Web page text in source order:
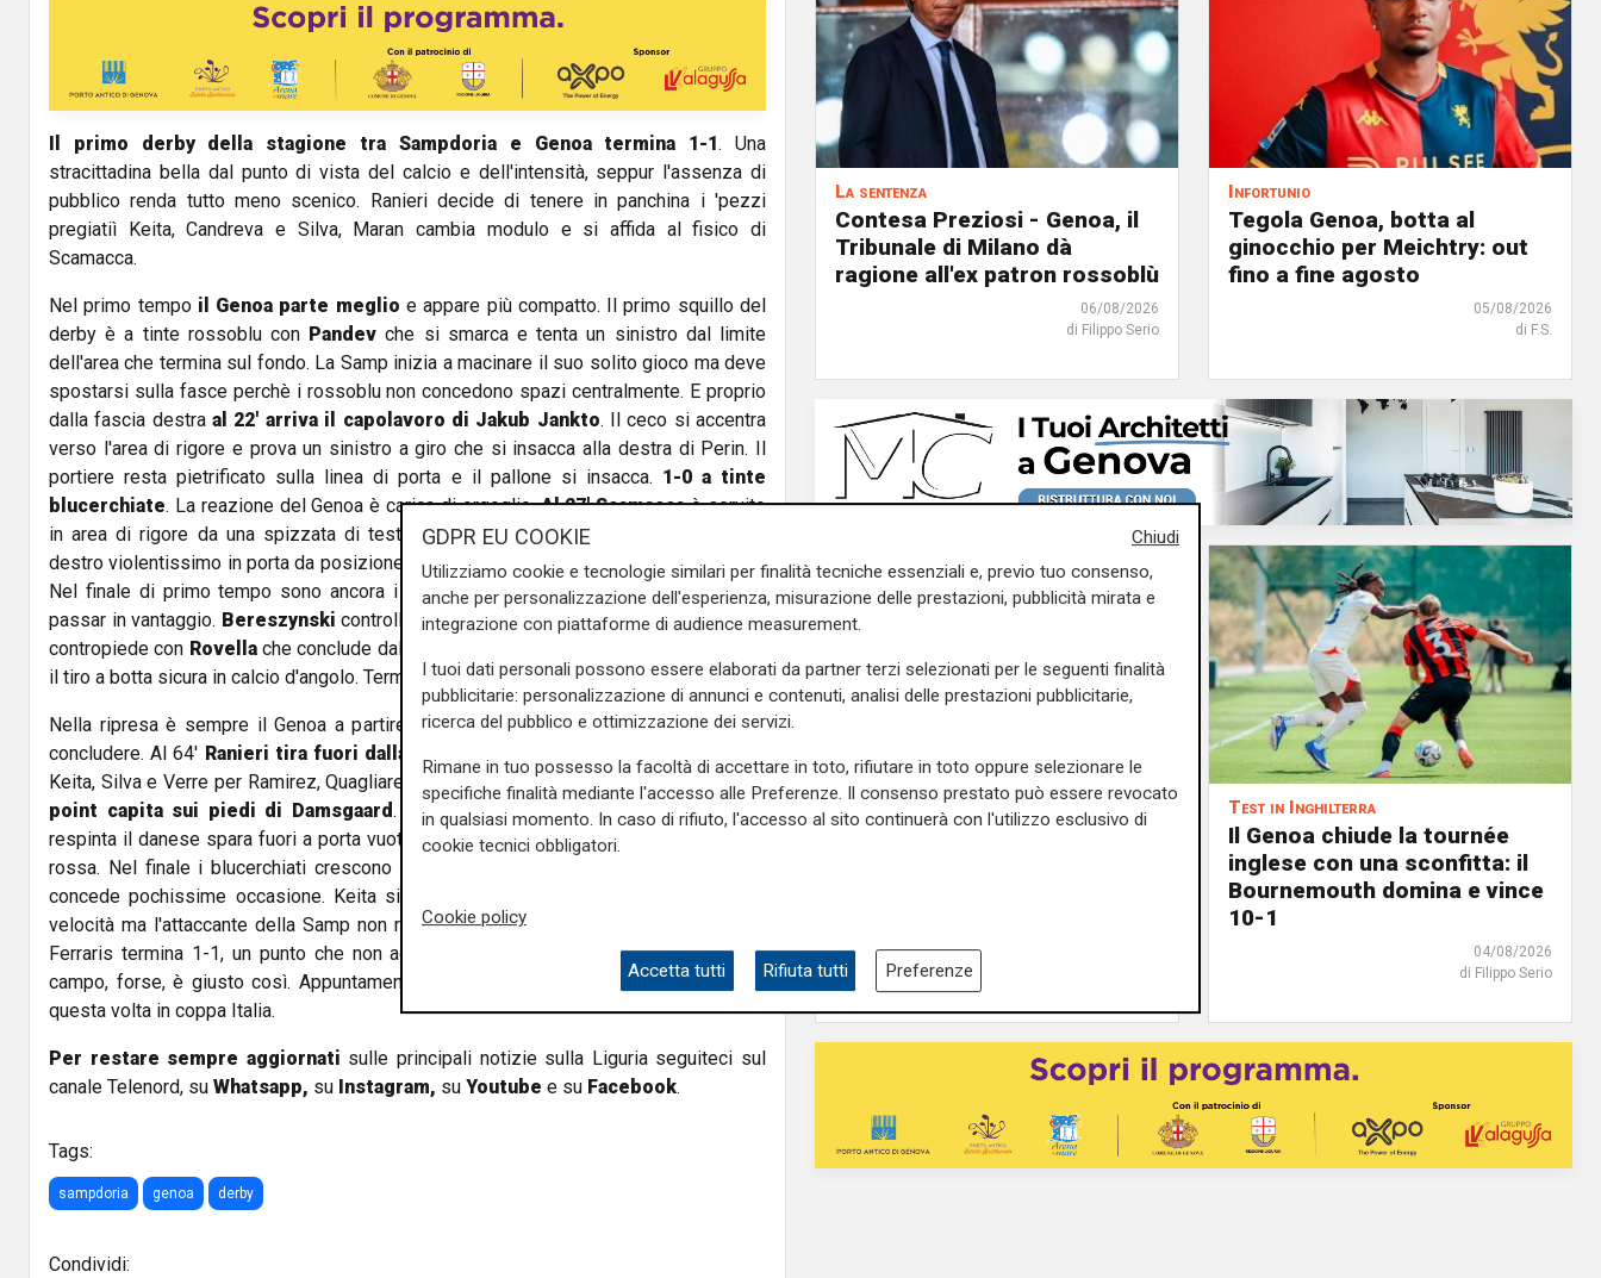
Il primo derby della stagione tra Sampdoria e Genoa termina 1-1. Una
stracittadina bella dal punto di vista del calcio e dell'intensità, seppur l'assenza di
pubblico renda tutto meno scenico. Ranieri decide di tenere in panchina i 'pezzi
pregiatiì Keita, Candreva e Silva, Maran cambia modulo e si affida al fisico di
Scamacca.
Nel primo tempo il Genoa parte meglio e appare più compatto. Il primo squillo del
derby è a tinte rossoblu con Pandev che si smarca e tenta un sinistro dal limite
dell'area che termina sul fondo. La Samp inizia a macinare il suo solito gioco ma deve
spostarsi sulla fasce perchè i rossoblu non concedono spazi centralmente. E proprio
dalla fascia destraal 22' arriva il capolavoro di Jakub Jankto. Il ceco si accentra
verso l'area di rigore e prova un sinistro a giro che si insacca alla destra di Perin. Il
portiere resta pietrificato sulla linea di porta e il pallone si insacca. 1-0 a tinte
blucerchiate. La reazione del Genoa è carica di orgoglio.Al 27' Scamaccaè servito
in area di rigore da una spizzata di testa, l'attaccante prende la mira e scarica un
destro violentissimo in porta da posizione defilata.Pallone in rete e pareggio, 1-1.
Nel finale di primo tempo sono ancora i rossoblu ad avere l'occasione ghiotta per
passar in vantaggio. Bereszynski controlla un pallone e scivola, i rossoblu partono in
contropiede con Rovellache conclude dal limite dell'area. La difesa della Samp devia
il tiro a botta sicura in calcio d'angolo. Termina così il primo tempo.
Nella ripresa è sempre il Genoa a partire con il piede sull'acceleratore ma fatica a
concludere. Al 64' Ranieri tira fuori dalla panchina la qualità
Keita, Silva e Verre per Ramirez, Quagliarella ed Ekdal. Pochi minuti più tardi
il match
point capita sui piedi di Damsgaard. Keita colpisce un palo clamoroso e sulla
respinta il danese spara fuori a porta vuota. Ranieri lo rincuora ma l'errore è da matita
rossa. Nel finale i blucerchiati crescono d'intensità ma il Genoa non si disunisce e
concede pochissime occasione. Keita si dimostra una spina nel fianco con la sua
velocità ma l'attaccante della Samp non riesce a fare male. Il derby nel deserto del
Ferraris termina 1-1, un punto che non accontenta nessuno ma per quanto visto in
campo, forse, è giusto così. Appuntamento ale 25 novembre con il secondo derby,
questa volta in coppa Italia.
Per restare sempre aggiornati sulle principali notizie sulla Liguria seguiteci sul
canale Telenord, su Whatsapp, su Instagram, su Youtube e su Facebook.
Tags:
sampdoria genoa derby
Condividi:
La sentenza
Contesa Preziosi - Genoa, il
Tribunale di Milano dà
ragione all'ex patron rossoblù
06/08/2026
di Filippo Serio
Infortunio
Tegola Genoa, botta al
ginocchio per Meichtry: out
fino a fine agosto
05/08/2026
di F.S.
Unica Test in Inghilterra
Il Genoa chiude la tournée
inglese con una sconfitta: il
Bournemouth domina e vince
10-1
04/08/2026
di Filippo Serio
Chiudi
GDPR EU COOKIE
Utilizziamo cookie e tecnologie similari per finalità tecniche essenziali e, previo tuo consenso,
anche per personalizzazione dell'esperienza, misurazione delle prestazioni, pubblicità mirata e
integrazione con piattaforme di audience measurement.
I tuoi dati personali possono essere elaborati da partner terzi selezionati per le seguenti finalità
pubblicitarie: personalizzazione di annunci e contenuti, analisi delle prestazioni pubblicitarie,
ricerca del pubblico e ottimizzazione dei servizi.
Rimane in tuo possesso la facoltà di accettare in toto, rifiutare in toto oppure selezionare le
specifiche finalità mediante l'accesso alle Preferenze. Il consenso prestato può essere revocato
in qualsiasi momento. In caso di rifiuto, l'accesso al sito continuerà con l'utilizzo esclusivo di
cookie tecnici obbligatori.
Cookie policy
Accetta tutti Rifiuta tutti Preferenze